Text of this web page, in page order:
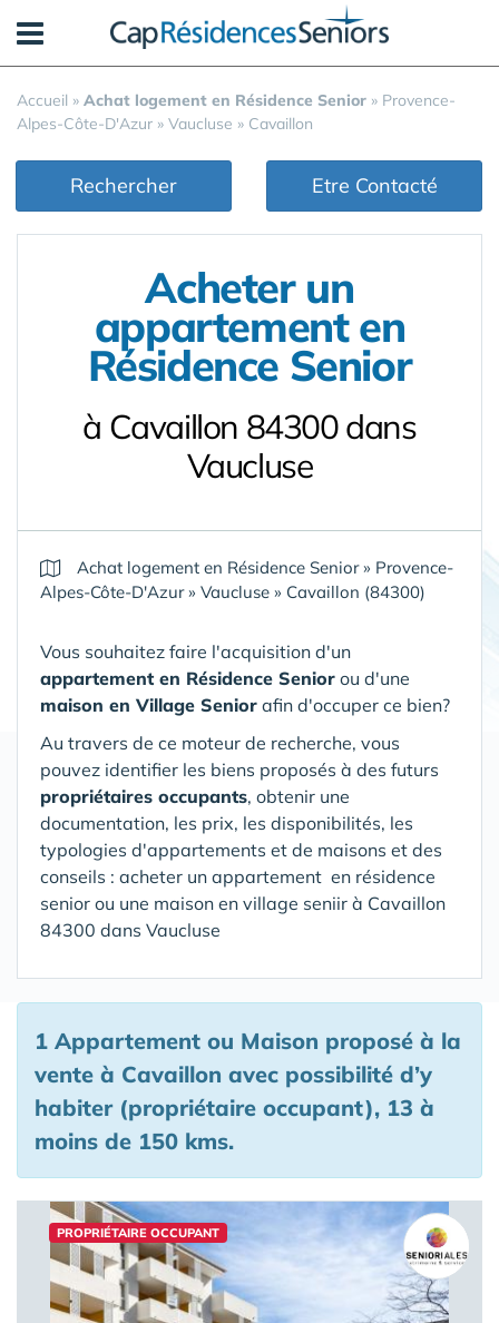
Accueil » Achat logement en Résidence Senior » Provence-
Alpes-Côte-D'Azur » Vaucluse » Cavaillon
Rechercher Etre Contacté
Acheter un
appartement en
Résidence Senior
à Cavaillon 84300 dans
Vaucluse
Achat logement en Résidence Senior» Provence-
Alpes-Côte-D'Azur» Vaucluse » Cavaillon (84300)
Vous souhaitez faire l'acquisition d'un
appartement en Résidence Senior ou d'une
maison en Village Senior afin d'occuper ce bien?
Au travers de ce moteur de recherche, vous
pouvez identifier les biens proposés à des futurs
propriétaires occupants, obtenir une
documentation, les prix, les disponibilités, les
typologies d'appartements et de maisons et des
conseils : acheter un appartement en résidence
senior ou une maison en village seniir à Cavaillon
84300 dans Vaucluse
1 Appartement ou Maison proposé à la
vente à Cavaillon avec possibilité d’y
habiter (propriétaire occupant), 13 à
moins de 150 kms.
PROPRIÉTAIRE OCCUPANT